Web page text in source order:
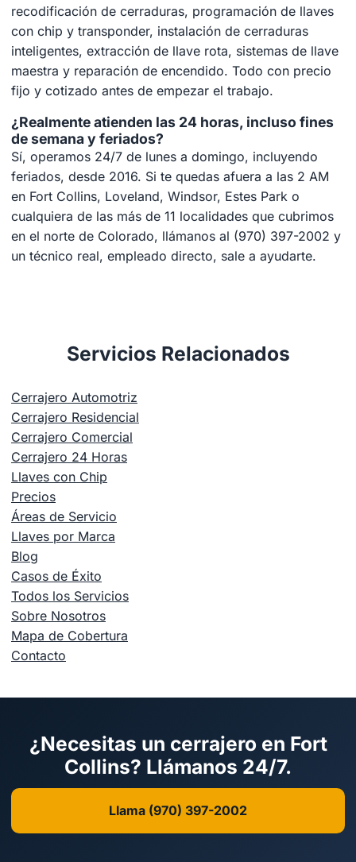
recodificación de cerraduras, programación de llaves
con chip y transponder, instalación de cerraduras
inteligentes, extracción de llave rota, sistemas de llave
maestra y reparación de encendido. Todo con precio
fijo y cotizado antes de empezar el trabajo.
¿Realmente atienden las 24 horas, incluso fines
de semana y feriados?
Sí, operamos 24/7 de lunes a domingo, incluyendo
feriados, desde 2016. Si te quedas afuera a las 2 AM
en Fort Collins, Loveland, Windsor, Estes Park o
cualquiera de las más de 11 localidades que cubrimos
en el norte de Colorado, llámanos al (970) 397-2002 y
un técnico real, empleado directo, sale a ayudarte.
Servicios Relacionados
Cerrajero Automotriz
Cerrajero Residencial
Cerrajero Comercial
Cerrajero 24 Horas
Llaves con Chip
Precios
Áreas de Servicio
Llaves por Marca
Blog
Casos de Éxito
Todos los Servicios
Sobre Nosotros
Mapa de Cobertura
Contacto
¿Necesitas un cerrajero en Fort
Collins? Llámanos 24/7.
Llama (970) 397-2002